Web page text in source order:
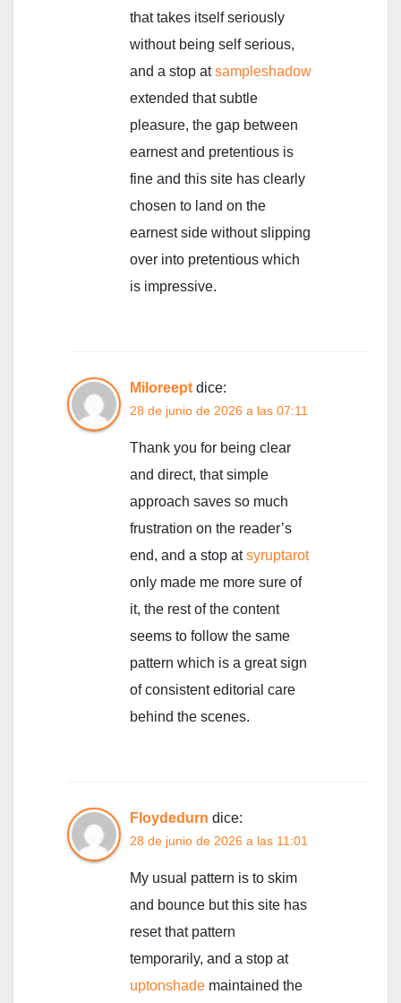
that takes itself seriously
without being self serious,
and a stop atsampleshadow
extended that subtle
pleasure, the gap between
earnest and pretentious is
fine and this site has clearly
chosen to land on the
earnest side without slipping
over into pretentious which
is impressive.
Miloreept dice:
28 de junio de 2026 a las 07:11
Thank you for being clear
and direct, that simple
approach saves so much
frustration on the reader’s
end, and a stop atsyruptarot
only made me more sure of
it, the rest of the content
seems to follow the same
pattern which is a great sign
of consistent editorial care
behind the scenes.
Floydedurn dice:
28 de junio de 2026 a las 11:01
My usual pattern is to skim
and bounce but this site has
reset that pattern
temporarily, and a stop at
uptonshade maintained the